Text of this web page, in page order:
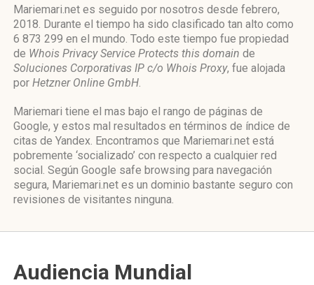
Mariemari.net es seguido por nosotros desde febrero,
2018. Durante el tiempo ha sido clasificado tan alto como
6 873 299 en el mundo. Todo este tiempo fue propiedad
de Whois Privacy Service Protects this domain de
Soluciones Corporativas IP c/o Whois Proxy, fue alojada
por Hetzner Online GmbH.
Mariemari tiene el mas bajo el rango de páginas de
Google, y estos mal resultados en términos de índice de
citas de Yandex. Encontramos que Mariemari.net está
pobremente ‘socializado’ con respecto a cualquier red
social. Según Google safe browsing para navegación
segura, Mariemari.net es un dominio bastante seguro con
revisiones de visitantes ninguna.
Audiencia Mundial